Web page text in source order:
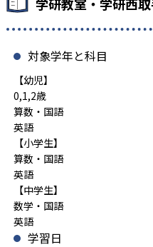
対象学年と科目
【幼児】
0,1,2歳
算数・国語
英語
【小学生】
算数・国語
英語
【中学生】
数学・国語
英語
学習日